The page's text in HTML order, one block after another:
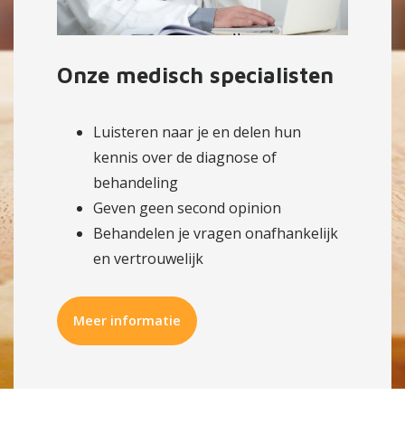
Onze medisch specialisten
Luisteren naar je en delen hun
kennis over de diagnose of
behandeling
Geven geen second opinion
Behandelen je vragen onafhankelijk
en vertrouwelijk
Meer informatie